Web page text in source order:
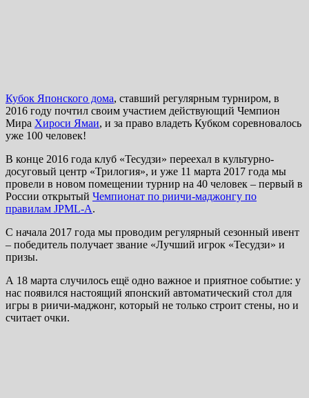
Кубок Японского дома, ставший регулярным турниром, в
2016 году почтил своим участием действующий Чемпион
Мира Хироси Ямаи, и за право владеть Кубком соревновалось
уже 100 человек!
В конце 2016 года клуб «Тесудзи» переехал в культурно-
досуговый центр «Трилогия», и уже 11 марта 2017 года мы
провели в новом помещении турнир на 40 человек – первый в
России открытый Чемпионат по риичи-маджонгу по
правилам JPML-A.
С начала 2017 года мы проводим регулярный сезонный ивент
– победитель получает звание «Лучший игрок «Тесудзи» и
призы.
А 18 марта случилось ещё одно важное и приятное событие: у
нас появился настоящий японский автоматический стол для
игры в риичи-маджонг, который не только строит стены, но и
считает очки.